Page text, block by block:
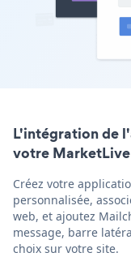
L'intégration de
votre MarketLive
Créez votre
personnalisée,
web, et ajoutez
message, barre
choix sur votre site.